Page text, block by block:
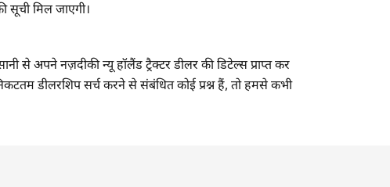
सूची मिल जाएगी।
से अपने नज़दीकी न्यू हॉलैंड ट्रैक्टर डीलर की डिटेल्स प्राप्त कर
डीलरशिप सर्च करने से संबंधित कोई प्रश्न हैं, तो हमसे कभी